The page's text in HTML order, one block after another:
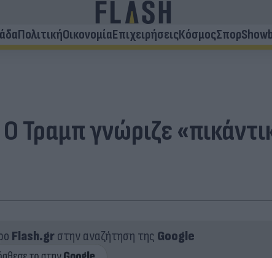
ΠολιτικήΟικονομίαΕπιχειρήσειςΚόσμοςΣπορ
γνώριζε
Flash.grστην αναζήτηση της Google